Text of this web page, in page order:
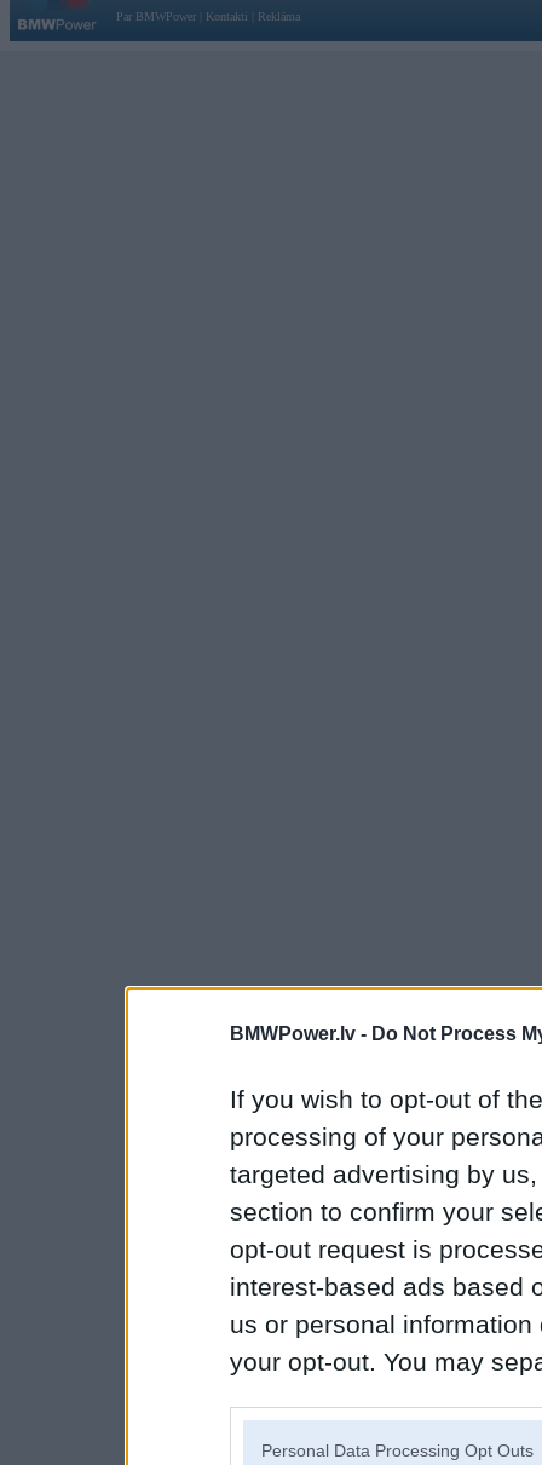
BMWPower.lv - Do Not Process
If you wish to opt-out of
processing of your
targeted advertising by
section to confirm your
opt-out request is
interest-based ads based
us or personal
your opt-out. You may
Personal Data Processing Opt Outs
Par BMWPower
Kontakti Reklāma